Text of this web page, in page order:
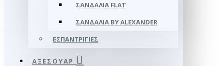
ΣΑΝΔΆΛΙΑ FLAT
ΣΑΝΔΆΛΙΑ BY ALEXANDER
ΕΣΠΑΝΤΡΊΓΙΕΣ
ΑΞΕΣΟΥΑΡ